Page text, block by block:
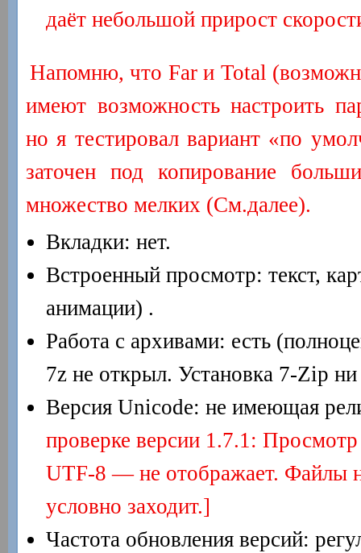
даёт небольшой прирост
Напомню, что Far и Total
имеют возможность настроить
но я тестировал вариант «по
заточен под копирование
множество мелких (См.далее).
Вкладки: нет.
Встроенный просмотр: текст,
анимации) .
Работа с архивами: есть
7z не открыл. Установка 7-Zip
Версия Unicode: не имеющая
проверке версии 1.7.1:
UTF-8 — не отображает. Файлы
условно заходит.]
Частота обновления версий: